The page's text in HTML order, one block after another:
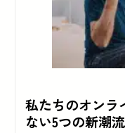
私たちのオンラ
ない5つの新潮流